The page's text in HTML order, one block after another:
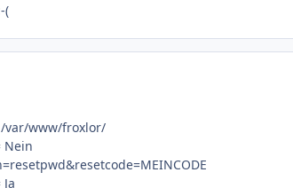
(
var/www/froxlor/
Nein